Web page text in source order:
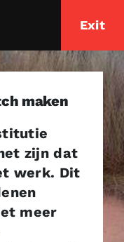
Exit
maken
zijn dat
werk. Dit
meer